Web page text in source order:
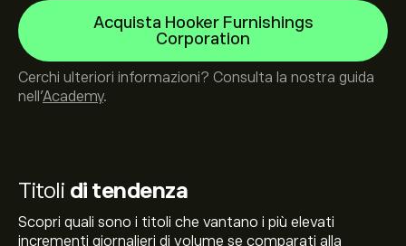
Titoli di tendenza
Scopri quali sono i titoli che vantano i più elevati
incrementi giornalieri di volume se comparati alla
Acquista Hooker Furnishings
Corporation
Cerchi ulteriori informazioni? Consulta la nostra guida
nell’Academy.